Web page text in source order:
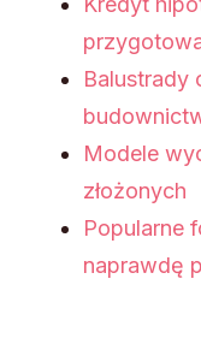
Balustrady
Modele
złożonych
Popularne
naprawdę